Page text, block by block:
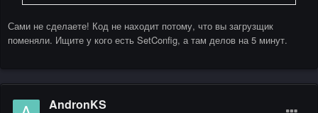
Сами не сделаете! Код не находит потому, что вы загрузщик
поменяли. Ищите у кого есть SetConfig, а там делов на 5 минут.
AndronKS